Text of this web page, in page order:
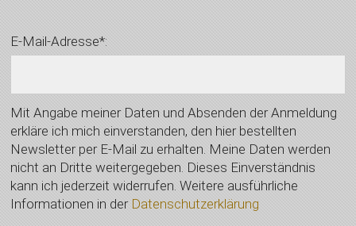
E-Mail-Adresse*:
Mit Angabe meiner Daten und Absenden der Anmeldung
erkläre ich mich einverstanden, den hier bestellten
Newsletter per E-Mail zu erhalten. Meine Daten werden
nicht an Dritte weitergegeben. Dieses Einverständnis
kann ich jederzeit widerrufen. Weitere ausführliche
Informationen in der Datenschutzerklärung